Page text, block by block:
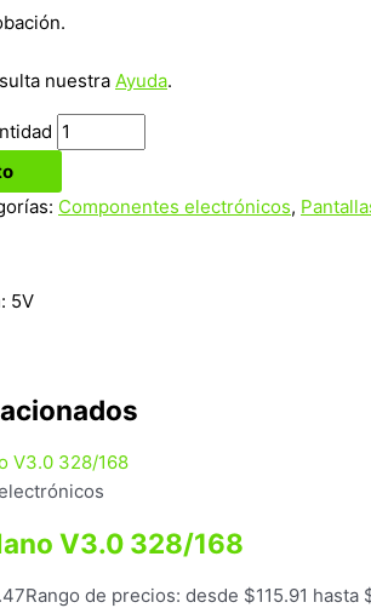
nuestra Ayuda.
Componentes electrónicos,
5V
V3.0 328/168
Rango de precios: desde $115.91 hasta